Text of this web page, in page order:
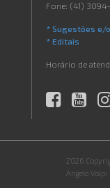
Fone: (41)
* Sugestões e/
* Editais
Horário de
2026
Angelo Volpi